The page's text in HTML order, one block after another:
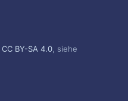
CC BY-SA 4.0 , siehe